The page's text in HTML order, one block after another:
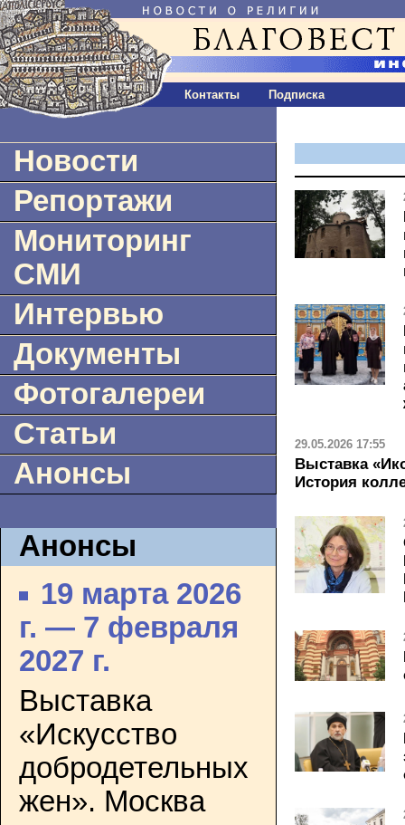
Контакты Подписка
Новости
Репортажи
Мониторинг
СМИ
Интервью
Документы
Фотогалереи
Статьи
Анонсы
Анонсы
19 марта 2026
г. — 7 февраля
2027 г.
Выставка
«Искусство
добродетельных
жен». Москва
29.05.2026 17:55
Выставка
История